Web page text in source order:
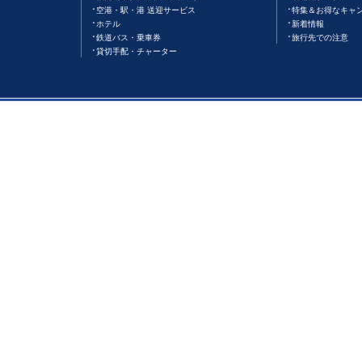
空港・駅・港 送迎サービス
ホテル
鉄道バス・乗車券
貸切手配・チャーター
特集＆お得なキャ
新着情報
旅行先での注意